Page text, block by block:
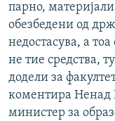
парно,
обезбедени од
недостасува, а
не тие средства,
додели за
коментира Ненад
министер за